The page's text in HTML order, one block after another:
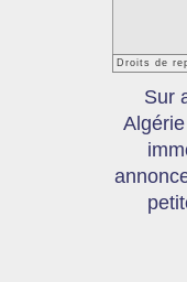
Droits de
Sur